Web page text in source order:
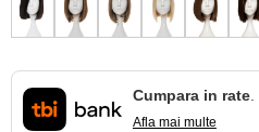
Cumpara in rate.
Afla mai multe